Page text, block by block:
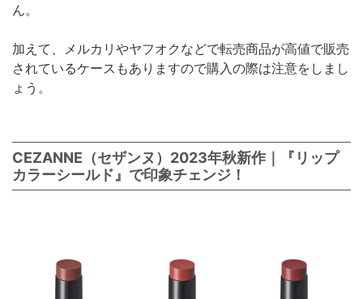
ん。
加えて、メルカリやヤフオクなどで転売商品が高値で販売
されているケースもありますので購入の際は注意をしまし
ょう。
CEZANNE（セザンヌ）2023年秋新作｜『リップ
カラーシールド』で印象チェンジ！